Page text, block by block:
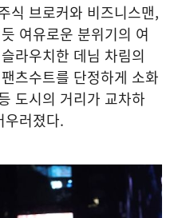
식 브로커와 비즈니스맨,
여유로운 분위기의 여
라우치한 데님 차림의
츠수트를 단정하게 소화
도시의 거리가 교차하
우러졌다.